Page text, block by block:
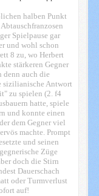
halben Punkt
Spielpause gar
und wohl schon
8 zu, wo Herbert
stärkeren Gegner
denn auch die
sizilianische Antwort
zu spielen (2. f4
hatte, spiele
und konnte einen
dem Gegner viel
machte. Prompt
und seinen
Züge
doch die Stirn
Dauerschach
oder Turmverlust
auf!